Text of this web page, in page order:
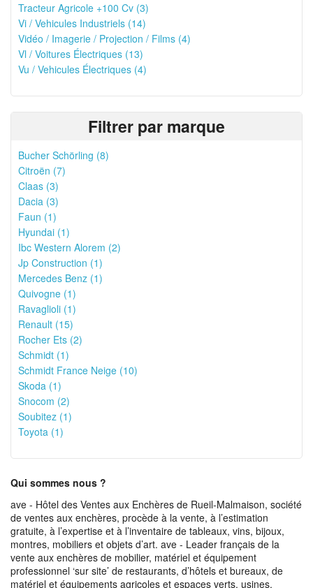
Tracteur Agricole +100 Cv (3)
Vi / Vehicules Industriels (14)
Vidéo / Imagerie / Projection / Films (4)
Vl / Voitures Électriques (13)
Vu / Vehicules Électriques (4)
Filtrer par marque
Bucher Schörling (8)
Citroën (7)
Claas (3)
Dacia (3)
Faun (1)
Hyundai (1)
Ibc Western Alorem (2)
Jp Construction (1)
Mercedes Benz (1)
Quivogne (1)
Ravaglioli (1)
Renault (15)
Rocher Ets (2)
Schmidt (1)
Schmidt France Neige (10)
Skoda (1)
Snocom (2)
Soubitez (1)
Toyota (1)
Qui sommes nous ?
ave - Hôtel des Ventes aux Enchères de Rueil-Malmaison, société
de ventes aux enchères, procède à la vente, à l’estimation
gratuite, à l’expertise et à l’inventaire de tableaux, vins, bijoux,
montres, mobiliers et objets d’art. ave - Leader français de la
vente aux enchères de mobilier, matériel et équipement
professionnel ‘sur site’ de restaurants, d’hôtels et bureaux, de
matériel et équipements agricoles et espaces verts, usines,